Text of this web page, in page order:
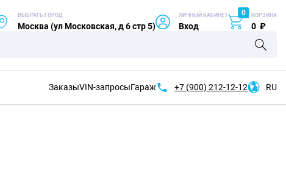
ВЫБРАТЬ ГОРОД
Москва (ул Московская, д 6 стр 5)
ЛИЧНЫЙ КАБИНЕТ
Вход
0 КОРЗИНА
0 ₽
ЗаказыVIN-запросыГараж +7 (900) 212-12-12 RU